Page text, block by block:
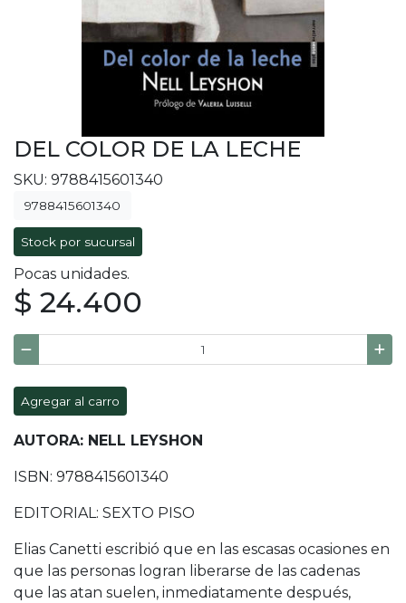
DEL COLOR DE LA LECHE
SKU: 9788415601340
9788415601340
Stock por sucursal
Pocas unidades.
$ 24.400
Agregar al carro
AUTORA: NELL LEYSHON
ISBN: 9788415601340
EDITORIAL: SEXTO PISO
Elias Canetti escribió que en las escasas ocasiones en
que las personas logran liberarse de las cadenas
que las atan suelen, inmediatamente después,